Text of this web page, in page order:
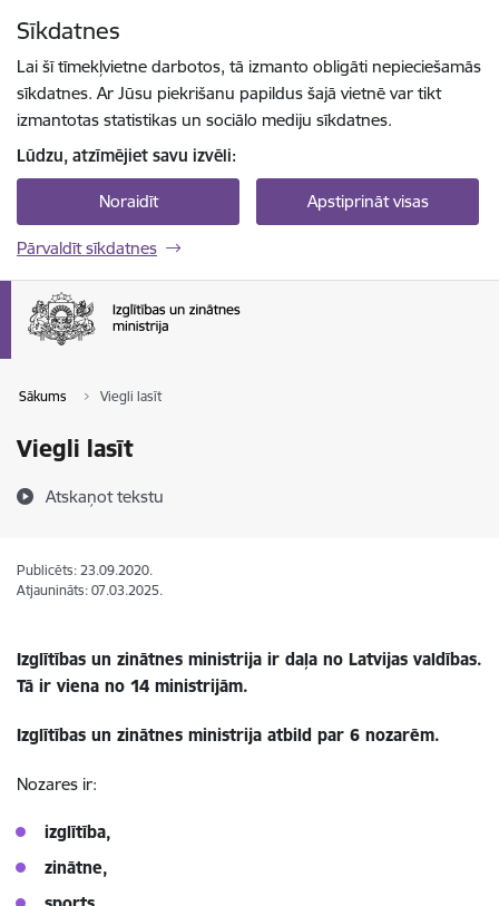
Sīkdatnes
Lai šī tīmekļvietne darbotos, tā izmanto obligāti nepieciešamās
sīkdatnes. Ar Jūsu piekrišanu papildus šajā vietnē var tikt
izmantotas statistikas un sociālo mediju sīkdatnes.
Lūdzu, atzīmējiet savu izvēli:
Noraidīt Apstiprināt visas
Pārvaldīt sīkdatnes
Sākums Viegli lasīt
Viegli lasīt
Atskaņot tekstu
Publicēts: 23.09.2020.
Atjaunināts: 07.03.2025.
Izglītības un zinātnes ministrija ir daļa no Latvijas valdības.
Tā ir viena no 14 ministrijām.
Izglītības un zinātnes ministrija atbild par 6 nozarēm.
Nozares ir:
izglītība,
zinātne,